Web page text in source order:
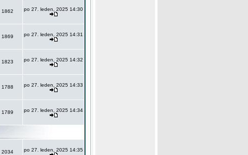
1862 po 27. leden, 2025 14:30
1869 po 27. leden, 2025 14:31
1823 po 27. leden, 2025 14:32
1788 po 27. leden, 2025 14:33
1789 po 27. leden, 2025 14:34
2034 po 27. leden, 2025 14:35